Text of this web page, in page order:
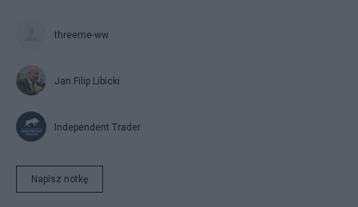
threeme-ww
Jan Filip Libicki
Independent Trader
Napisz notkę